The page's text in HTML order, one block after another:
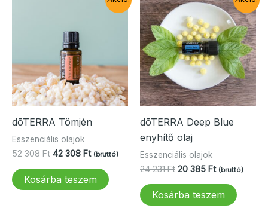
van.
A
a
dōTERRA Tömjén
Esszenciális olajok
52 308Ft Original
was:
52
42 308 FtCurrent
42
(bruttó)
Kosárba teszem
dōTERRA Deep Blue
enyhítő olaj
Esszenciális olajok
24 231Ft Original
was:
24
20 385 FtCurrent
20
(bruttó)
Kosárba teszem